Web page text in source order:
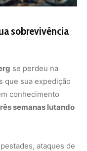
sobrevivência
se perdeu na
que sua expedição
conhecimento
semanas lutando
ataques de